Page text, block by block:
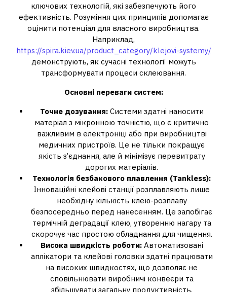
ключових технологій, які забезпечують його
ефективність. Розуміння цих принципів допомагає
оцінити потенціал для власного виробництва.
Наприклад,
https://spira.kiev.ua/product_category/klejovi-systemy/
демонструють, як сучасні технології можуть
трансформувати процеси склеювання.
Основні переваги систем:
Точне дозування:Системи здатні наносити
матеріал з мікронною точністю, що є критично
важливим в електроніці або при виробництві
медичних пристроїв. Це не тільки покращує
якість з’єднання, але й мінімізує перевитрату
дорогих матеріалів.
Технологія безбакового плавлення (Tankless):
Інноваційні клейові станції розплавляють лише
необхідну кількість клею-розплаву
безпосередньо перед нанесенням. Це запобігає
термічній деградації клею, утворенню нагару та
скорочує час простою обладнання для чищення.
Висока швидкість роботи:Автоматизовані
аплікатори та клейові головки здатні працювати
на високих швидкостях, що дозволяє не
сповільнювати виробничі конвеєри та
збільшувати загальну продуктивність.